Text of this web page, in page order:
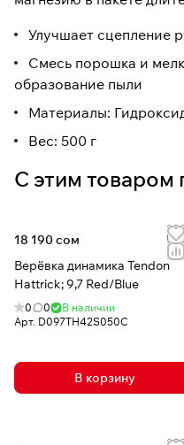
Улучшает сцепление
Смесь порошка и
образование пыли
Материалы:
Вес: 500 г
С этим товаром
18 190 сом
Верёвка динамика Tendon
Hattrick; 9,7 Red/Blue
0 0
В наличии
Арт. D097TH42S050C
В корзину